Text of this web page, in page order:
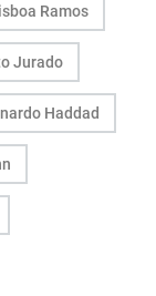
Ramos
Jurado
Haddad